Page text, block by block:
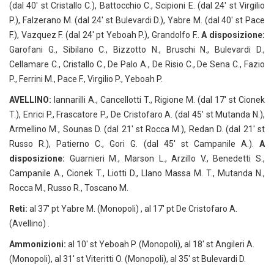
(dal 40′ st Cristallo C.), Battocchio C., Scipioni E. (dal 24′ st Virgilio
P.), Falzerano M. (dal 24′ st Bulevardi D.), Yabre M. (dal 40′ st Pace
F.), Vazquez F. (dal 24′ pt Yeboah P.), Grandolfo F..A disposizione:
Garofani G., Sibilano C., Bizzotto N., Bruschi N., Bulevardi D.,
Cellamare C., Cristallo C., De Palo A., De Risio C., De Sena C., Fazio
P., Ferrini M., Pace F., Virgilio P., Yeboah P.
AVELLINO: Iannarilli A., Cancellotti T., Rigione M. (dal 17′ st Cionek
T.), Enrici P., Frascatore P., De Cristofaro A. (dal 45′ st Mutanda N.),
Armellino M., Sounas D. (dal 21′ st Rocca M.), Redan D. (dal 21′ st
Russo R.), Patierno C., Gori G. (dal 45′ st Campanile A.). A
disposizione: Guarnieri M., Marson L., Arzillo V., Benedetti S.,
Campanile A., Cionek T., Liotti D., Llano Massa M. T., Mutanda N.,
Rocca M., Russo R., Toscano M.
Reti: al 37′ pt Yabre M. (Monopoli) , al 17′ pt De Cristofaro A.
(Avellino) .
Ammonizioni: al 10′ st Yeboah P. (Monopoli), al 18′ st Angileri A.
(Monopoli), al 31′ st Viteritti O. (Monopoli), al 35′ st Bulevardi D.